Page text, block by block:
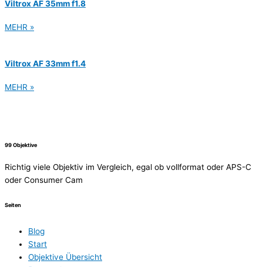
Viltrox AF 35mm f1.8
MEHR »
Viltrox AF 33mm f1.4
MEHR »
99 Objektive
Richtig viele Objektiv im Vergleich, egal ob vollformat oder APS-C
oder Consumer Cam
Seiten
Blog
Start
Objektive Übersicht